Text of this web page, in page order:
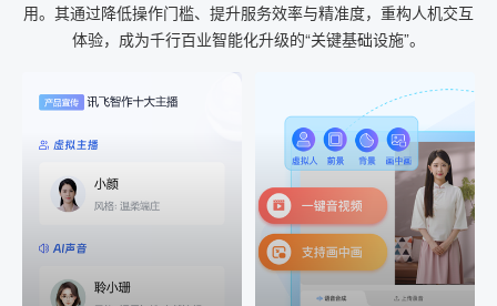
用。其通过降低操作门槛、提升服务效率与精准度，重构人机交互
体验，成为千行百业智能化升级的“关键基础设施”。
AI配音
音视频一键生成
室"中输入文本或录音，一
出
AI+音频
配音一键生成
AI+音频：基于全球领先的
TTS能力打造的AI音频制作
工具，输入文本、选择发
音人即可一键生成专业音